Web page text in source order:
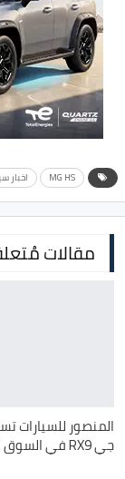
MG HS اخبار
مقالات
المنصور للسيارات
جي RX9 في السوق المصري